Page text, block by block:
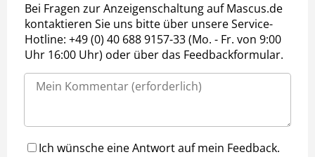
Bei Fragen zur Anzeigenschaltung auf Mascus.de
kontaktieren Sie uns bitte über unsere Service-
Hotline: +49 (0) 40 688 9157-33 (Mo. - Fr. von 9:00
Uhr 16:00 Uhr) oder über das Feedbackformular.
Ich wünsche eine Antwort auf mein Feedback.